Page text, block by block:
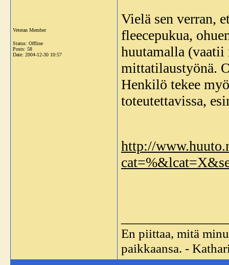
Veteran Member
Status: Offline
Posts: 58
Date: 2004-12-30 10:57
Vielä sen verran,
fleecepukua,
huutamalla (vaatii
mittatilaustyönä.
Henkilö tekee
toteutettavissa,
http://
En piittaa, mitä
paikkaansa. -